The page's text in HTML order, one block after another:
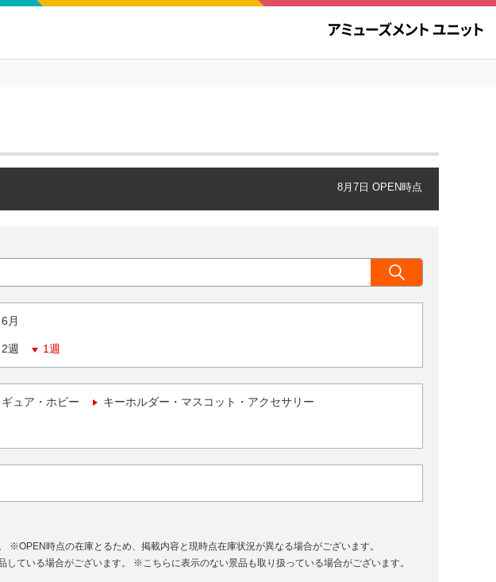
8月7日 OPEN時点
6月
2週 1週
ュア・ホビー キーホルダー・マスコット・アクセサリー
※OPEN時点の在庫とるため、掲載内容と現時点在庫状況が異なる場合がございます。
ている場合がございます。
※こちらに表示のない景品も取り扱っている場合がございます。